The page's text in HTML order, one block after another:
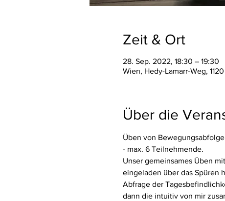
Zeit & Ort
28. Sep. 2022, 18:30 – 19:30
Wien, Hedy-Lamarr-Weg,
Über die
Üben von
- max. 6 Teilnehmende.
Unser gemeinsames Üben
eingeladen über das Spüren
Abfrage der
dann die intuitiv von mir